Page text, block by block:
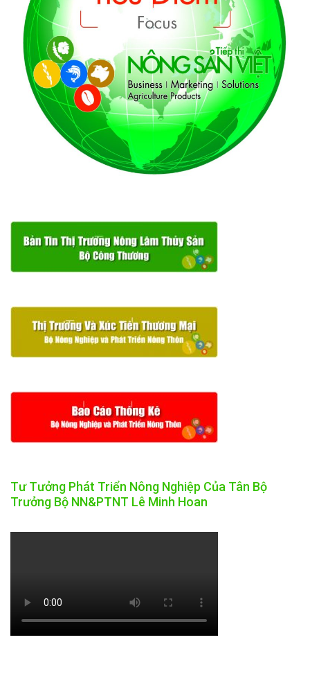
Tư Tưởng Phát Triển Nông Nghiệp Của Tân Bộ
Trưởng Bộ NN&PTNT Lê Minh Hoan